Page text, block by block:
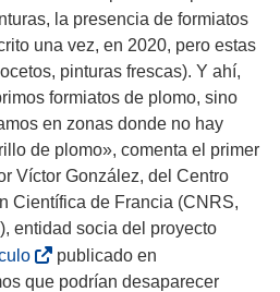
la presencia de formiatos
una vez, en 2020, pero estas
pinturas frescas). Y ahí,
formiatos de plomo, sino
en zonas donde no hay
de plomo», comenta el primer
Víctor González, del Centro
Científica de Francia (CNRS,
entidad socia del proyecto
(
s
publicado en
que podrían desaparecer